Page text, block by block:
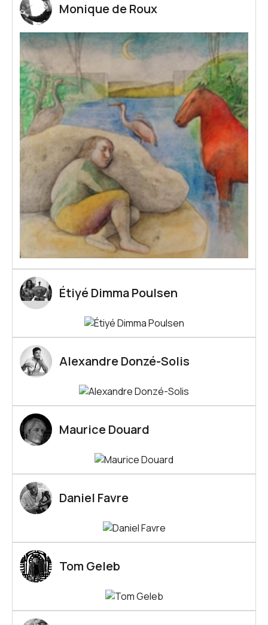
Monique de Roux
Étiyé Dimma Poulsen
Alexandre Donzé-Solis
Maurice Douard
Daniel Favre
Tom Geleb